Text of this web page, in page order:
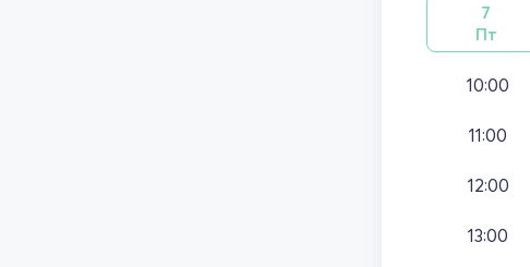
7
Пт
10:00
11:00
12:00
13:00